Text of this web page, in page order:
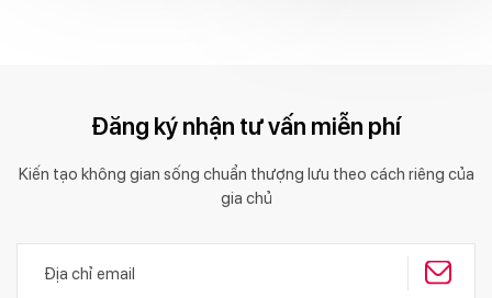
Đăng ký nhận tư vấn miễn phí
Kiến tạo không gian sống chuẩn thượng lưu theo cách riêng của
gia chủ